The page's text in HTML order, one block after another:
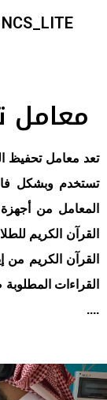
معامل
تعد معامل تحفيظ
تستخدم وبشكل
المعامل من
القرآن الكريم
القرآن الكريم
القراءات
....